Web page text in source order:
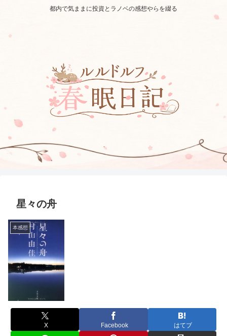
都内で気ままに投資とラノベの感想やらを綴る
星々の舟
本感想
X Facebook はてブ